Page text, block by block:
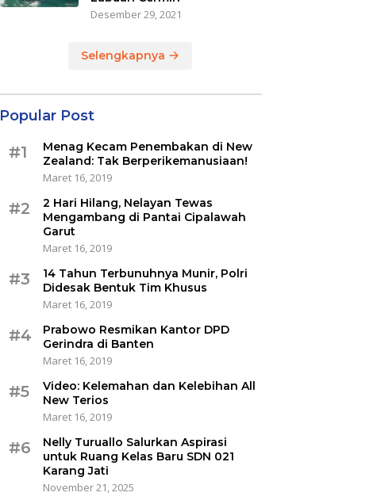
Desember 29, 2021
Selengkapnya
Popular Post
#1
Menag Kecam Penembakan di New
Zealand: Tak Berperikemanusiaan!
Maret 16, 2019
#2
2 Hari Hilang, Nelayan Tewas
Mengambang di Pantai Cipalawah
Garut
Maret 16, 2019
#3
14 Tahun Terbunuhnya Munir, Polri
Didesak Bentuk Tim Khusus
Maret 16, 2019
#4
Prabowo Resmikan Kantor DPD
Gerindra di Banten
Maret 16, 2019
#5
Video: Kelemahan dan Kelebihan All
New Terios
Maret 16, 2019
#6
Nelly Turuallo Salurkan Aspirasi
untuk Ruang Kelas Baru SDN 021
Karang Jati
November 21, 2025